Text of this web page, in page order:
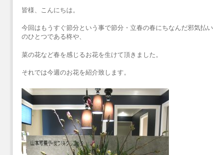
皆様、こんにちは。
今回はもうすぐ節分という事で節分・立春の春にちなんだ邪気払い
のひとつである柊や、
菜の花など春を感じるお花を生けて頂きました。
それでは今週のお花を紹介致します。